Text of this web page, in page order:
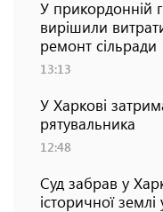
У прикордонній
вирішили
ремонт сільради
13:13
У Харкові
рятувальника
12:48
Суд забрав у
історичної землі